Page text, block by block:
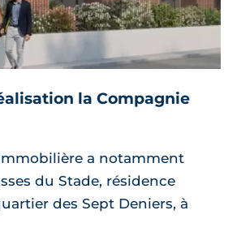
la Compagnie
a notamment
du Stade, résidence
des Sept Deniers, à